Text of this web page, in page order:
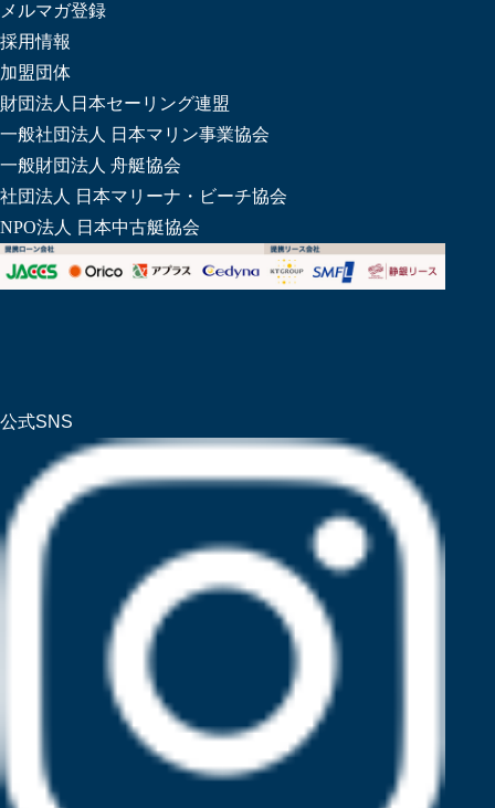
メルマガ登録
採用情報
加盟団体
財団法人日本セーリング連盟
一般社団法人 日本マリン事業協会
一般財団法人 舟艇協会
社団法人 日本マリーナ・ビーチ協会
NPO法人 日本中古艇協会
公式SNS